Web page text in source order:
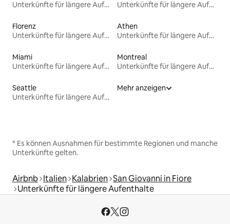
Unterkünfte für längere Aufenthalte
Unterkünfte für längere Aufenthalte
Florenz
Unterkünfte für längere Aufenthalte
Athen
Unterkünfte für längere Aufenthalte
Miami
Unterkünfte für längere Aufenthalte
Montreal
Unterkünfte für längere Aufenthalte
Seattle
Unterkünfte für längere Aufenthalte
Mehr anzeigen
* Es können Ausnahmen für bestimmte Regionen und manche
Unterkünfte gelten.
Airbnb Italien Kalabrien San Giovanni in Fiore
Unterkünfte für längere Aufenthalte